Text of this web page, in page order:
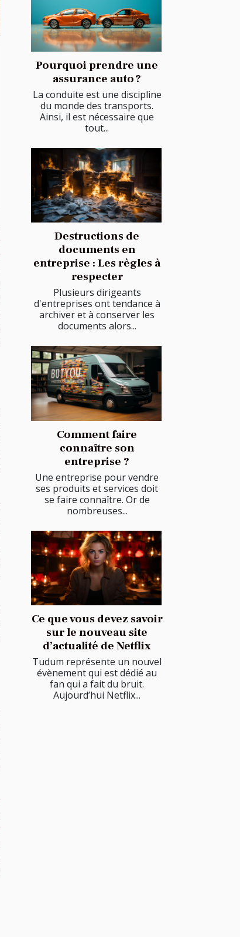
Pourquoi prendre une
assurance auto ?
La conduite est une discipline
du monde des transports.
Ainsi, il est nécessaire que
tout...
Destructions de
documents en
entreprise : Les règles à
respecter
Plusieurs dirigeants
d'entreprises ont tendance à
archiver et à conserver les
documents alors...
Comment faire
connaître son
entreprise ?
Une entreprise pour vendre
ses produits et services doit
se faire connaître. Or de
nombreuses...
Ce que vous devez savoir
sur le nouveau site
d’actualité de Netflix
Tudum représente un nouvel
évènement qui est dédié au
fan qui a fait du bruit.
Aujourd’hui Netflix...